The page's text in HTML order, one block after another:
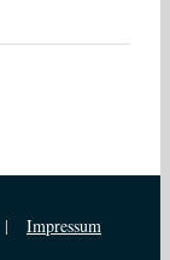
Impressum